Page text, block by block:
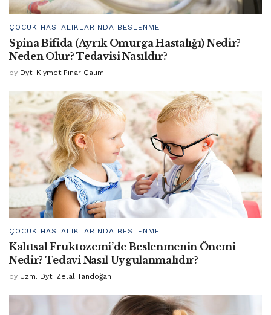
ÇOCUK HASTALIKLARINDA BESLENME
Spina Bifida (Ayrık Omurga Hastalığı) Nedir?
Neden Olur? Tedavisi Nasıldır?
by Dyt. Kıymet Pınar Çalım
ÇOCUK HASTALIKLARINDA BESLENME
Kalıtsal Fruktozemi’de Beslenmenin Önemi
Nedir? Tedavi Nasıl Uygulanmalıdır?
by Uzm. Dyt. Zelal Tandoğan